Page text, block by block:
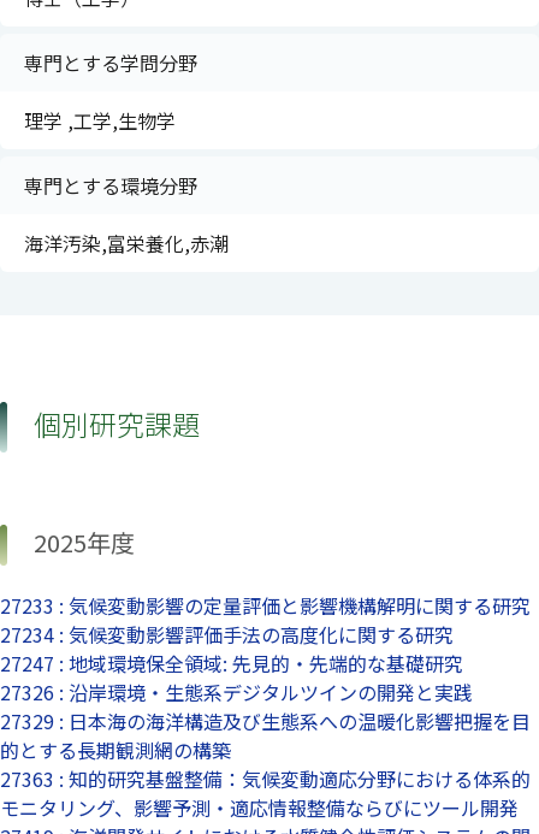
専門とする学問分野
理学 ,工学,生物学
専門とする環境分野
海洋汚染,富栄養化,赤潮
個別研究課題
2025年度
27233 : 気候変動影響の定量評価と影響機構解明に関する研究
27234 : 気候変動影響評価手法の高度化に関する研究
27247 : 地域環境保全領域: 先見的・先端的な基礎研究
27326 : 沿岸環境・生態系デジタルツインの開発と実践
27329 : 日本海の海洋構造及び生態系への温暖化影響把握を目
的とする長期観測網の構築
27363 : 知的研究基盤整備：気候変動適応分野における体系的
モニタリング、影響予測・適応情報整備ならびにツール開発